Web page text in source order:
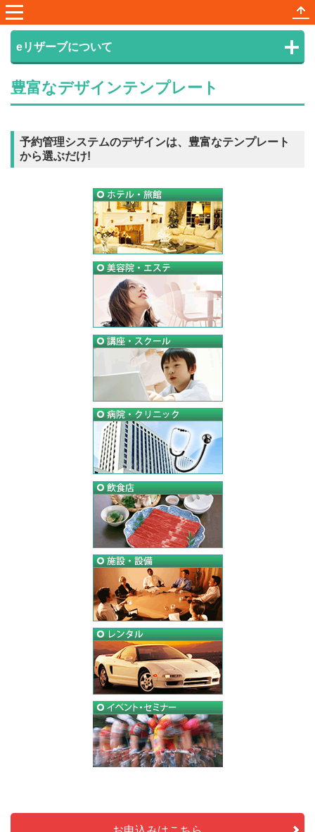
豊富なデザインテンプレート
予約管理システムのデザインは、豊富なテンプレート
から選ぶだけ!
eリザーブについて